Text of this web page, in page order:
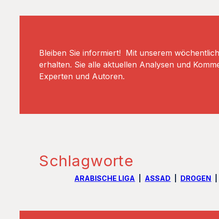
Bleiben Sie informiert! Mit unserem
erhalten. Sie alle aktuellen Analysen und
Experten und Autoren.
Schlagworte
ARABISCHE LIGA ASSAD DROGEN